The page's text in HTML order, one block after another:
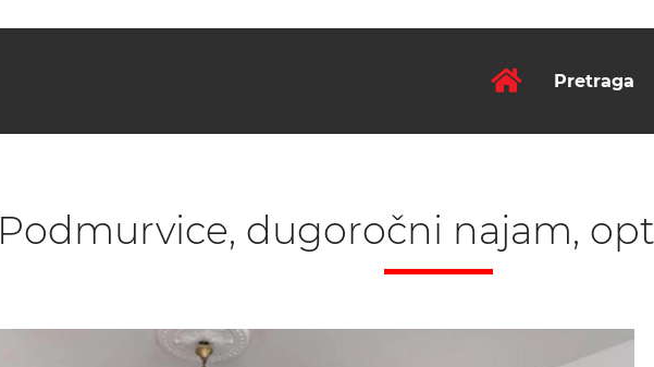
Pretraga
Podmurvice, dugoročni najam,